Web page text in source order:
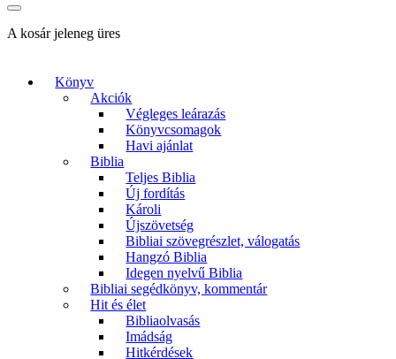
A kosár jeleneg üres
Könyv
Akciók
Végleges leárazás
Könyvcsomagok
Havi ajánlat
Biblia
Teljes Biblia
Új fordítás
Károli
Újszövetség
Bibliai szövegrészlet, válogatás
Hangzó Biblia
Idegen nyelvű Biblia
Bibliai segédkönyv, kommentár
Hit és élet
Bibliaolvasás
Imádság
Hitkérdések